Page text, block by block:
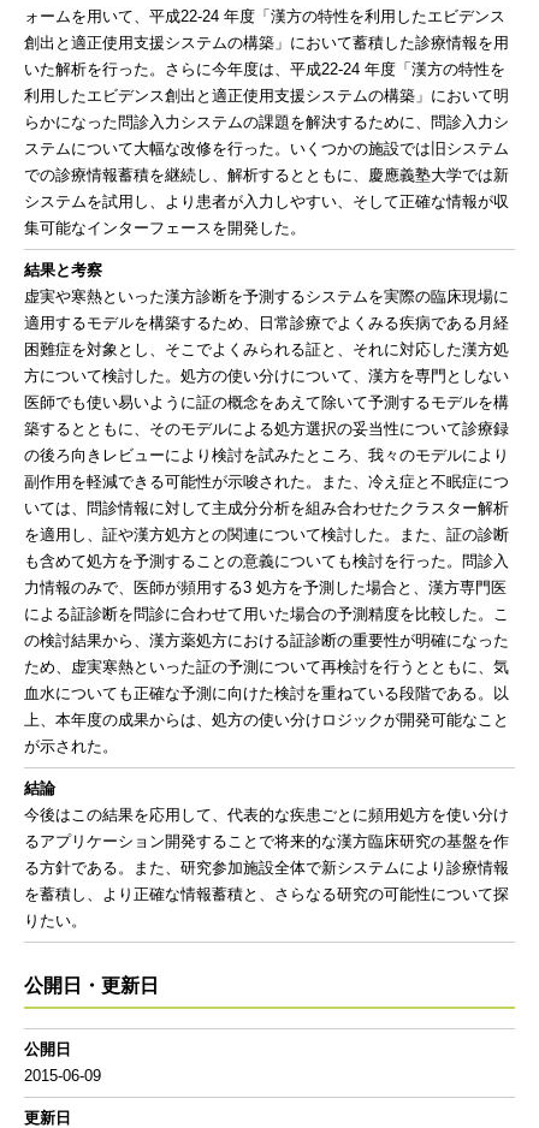
ォームを用いて、平成22-24 年度「漢方の特性を利用したエビデンス
創出と適正使用支援システムの構築」において蓄積した診療情報を用
いた解析を行った。さらに今年度は、平成22-24 年度「漢方の特性を
利用したエビデンス創出と適正使用支援システムの構築」において明
らかになった問診入力システムの課題を解決するために、問診入力シ
ステムについて大幅な改修を行った。いくつかの施設では旧システム
での診療情報蓄積を継続し、解析するとともに、慶應義塾大学では新
システムを試用し、より患者が入力しやすい、そして正確な情報が収
集可能なインターフェースを開発した。
結果と考察
虚実や寒熱といった漢方診断を予測するシステムを実際の臨床現場に
適用するモデルを構築するため、日常診療でよくみる疾病である月経
困難症を対象とし、そこでよくみられる証と、それに対応した漢方処
方について検討した。処方の使い分けについて、漢方を専門としない
医師でも使い易いように証の概念をあえて除いて予測するモデルを構
築するとともに、そのモデルによる処方選択の妥当性について診療録
の後ろ向きレビューにより検討を試みたところ、我々のモデルにより
副作用を軽減できる可能性が示唆された。また、冷え症と不眠症につ
いては、問診情報に対して主成分分析を組み合わせたクラスター解析
を適用し、証や漢方処方との関連について検討した。また、証の診断
も含めて処方を予測することの意義についても検討を行った。問診入
力情報のみで、医師が頻用する3 処方を予測した場合と、漢方専門医
による証診断を問診に合わせて用いた場合の予測精度を比較した。こ
の検討結果から、漢方薬処方における証診断の重要性が明確になった
ため、虚実寒熱といった証の予測について再検討を行うとともに、気
血水についても正確な予測に向けた検討を重ねている段階である。以
上、本年度の成果からは、処方の使い分けロジックが開発可能なこと
が示された。
結論
今後はこの結果を応用して、代表的な疾患ごとに頻用処方を使い分け
るアプリケーション開発することで将来的な漢方臨床研究の基盤を作
る方針である。また、研究参加施設全体で新システムにより診療情報
を蓄積し、より正確な情報蓄積と、さらなる研究の可能性について探
りたい。
公開日・更新日
公開日
2015-06-09
更新日